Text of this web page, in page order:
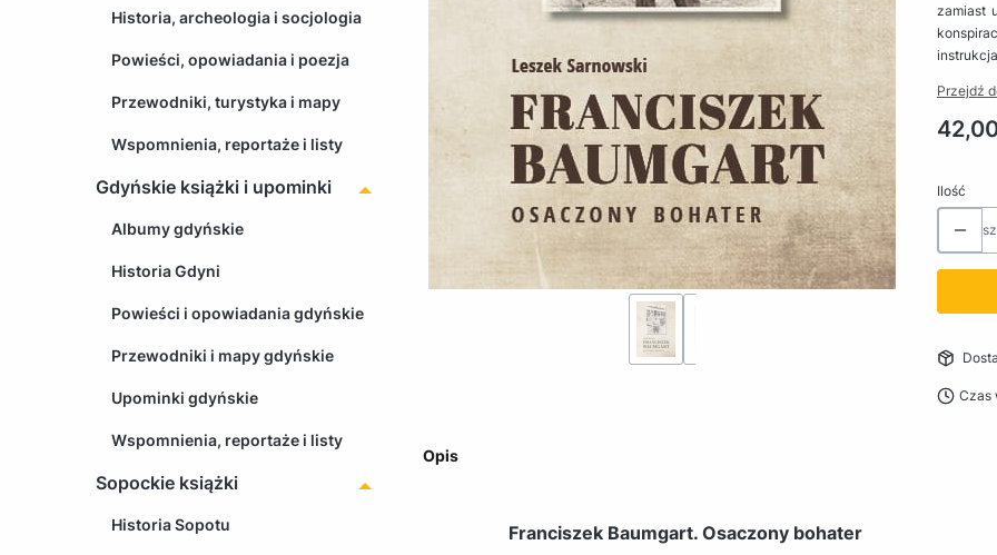
Historia, archeologia i socjologia
Powieści, opowiadania i poezja
Przewodniki, turystyka i mapy
Wspomnienia, reportaże i listy
Gdyńskie książki i upominki
Albumy gdyńskie
Historia Gdyni
Powieści i opowiadania gdyńskie
Przewodniki i mapy gdyńskie
Upominki gdyńskie
Wspomnienia, reportaże i listy
Sopockie książki
Historia Sopotu
zamiast
Przejdź
Cena
Ilość
Czas
Opis
Franciszek Baumgart. Osaczony bohater